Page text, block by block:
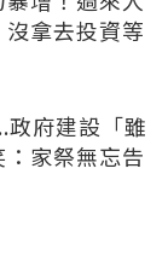
拿去投資等
府建設「雖
家祭無忘告